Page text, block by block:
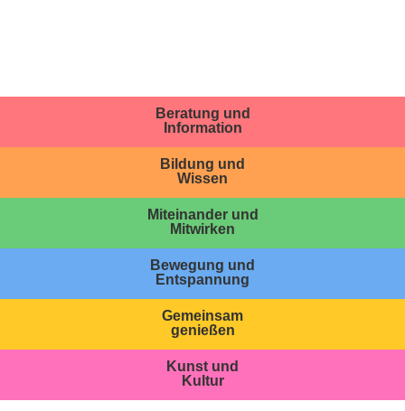
Beratung und
Information
Bildung und
Wissen
Miteinander und
Mitwirken
Bewegung und
Entspannung
Gemeinsam
genießen
Kunst und
Kultur